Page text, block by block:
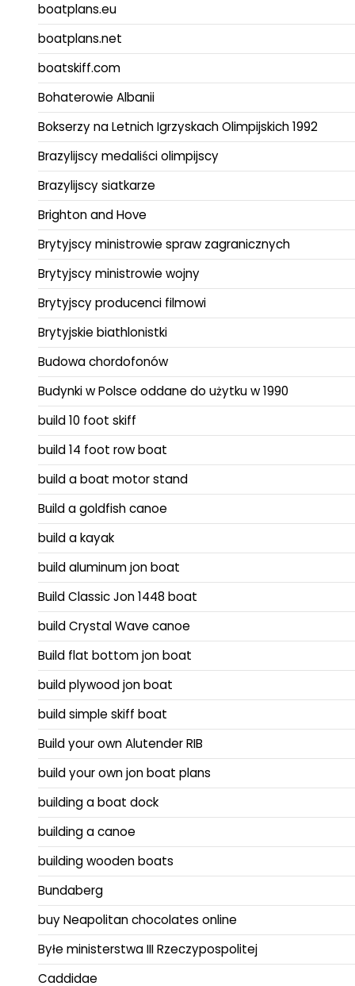
boatplans.eu
boatplans.net
boatskiff.com
Bohaterowie Albanii
Bokserzy na Letnich Igrzyskach Olimpijskich 1992
Brazylijscy medaliści olimpijscy
Brazylijscy siatkarze
Brighton and Hove
Brytyjscy ministrowie spraw zagranicznych
Brytyjscy ministrowie wojny
Brytyjscy producenci filmowi
Brytyjskie biathlonistki
Budowa chordofonów
Budynki w Polsce oddane do użytku w 1990
build 10 foot skiff
build 14 foot row boat
build a boat motor stand
Build a goldfish canoe
build a kayak
build aluminum jon boat
Build Classic Jon 1448 boat
build Crystal Wave canoe
Build flat bottom jon boat
build plywood jon boat
build simple skiff boat
Build your own Alutender RIB
build your own jon boat plans
building a boat dock
building a canoe
building wooden boats
Bundaberg
buy Neapolitan chocolates online
Byłe ministerstwa III Rzeczypospolitej
Caddidae